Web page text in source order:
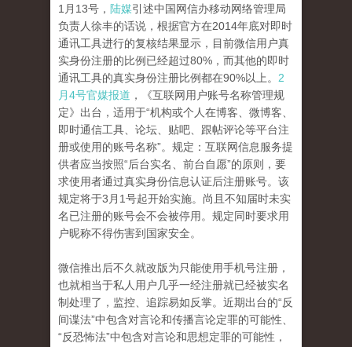
1月13号， 陆媒引述中国网信办移动网络管理局
负责人徐丰的话说，根据官方在2014年底对即时
通讯工具进行的复核结果显示，目前微信用户真
实身份注册的比例已经超过80%，而其他的即时
通讯工具的真实身份注册比例都在90%以上。 2
月4号官媒报道 ，《互联网用户账号名称管理规
定》出台，适用于“机构或个人在博客、微博客、
即时通信工具、论坛、贴吧、跟帖评论等平台注
册或使用的账号名称”。规定：互联网信息服务提
供者应当按照“后台实名、前台自愿”的原则，要
求使用者通过真实身份信息认证后注册账号。该
规定将于3月1号起开始实施。尚且不知届时未实
名已注册的账号会不会被停用。规定同时要求用
户昵称不得伤害到国家安全。
微信推出后不久就改版为只能使用手机号注册，
也就相当于私人用户几乎一经注册就已经被实名
制处理了，监控、追踪易如反掌。近期出台的“反
间谍法”中包含对言论和传播言论定罪的可能性、
“反恐怖法”中包含对言论和思想定罪的可能性，